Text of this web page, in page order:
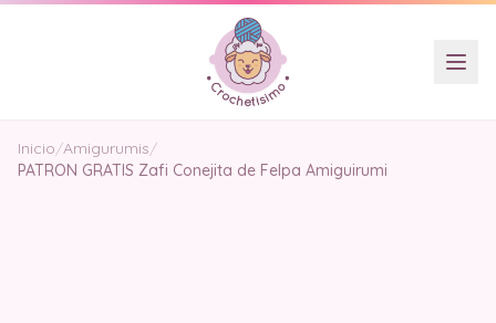
Inicio/Amigurumis/
PATRON GRATIS Zafi Conejita de Felpa Amiguirumi